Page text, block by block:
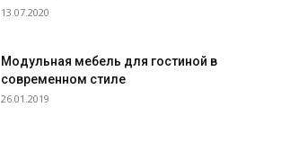
13.07.2020
Модульная мебель для гостиной в
современном стиле
26.01.2019